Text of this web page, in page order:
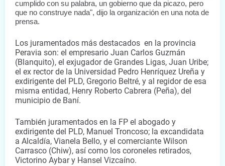
cumplido con su palabra, un gobierno que da picazo, pero
que no construye nada", dijo la organización en una nota de
prensa.
Los juramentados más destacados  en la provincia
Peravia son: el empresario Juan Carlos Guzmán
(Blanquito), el exjugador de Grandes Ligas, Juan Uribe;
el ex rector de la Universidad Pedro Henríquez Ureña y
exdirigente del PLD, Gregorio Beltré, y al regidor de esa
misma entidad, Henry Roberto Cabrera (Peña), del
municipio de Baní.
También juramentados en la FP el abogado y
exdirigente del PLD, Manuel Troncoso; la excandidata
a Alcaldía, Vianela Bello, y el comerciante Wilson
Carrasco (Chiw), así como los coroneles retirados,
Victorino Aybar y Hansel Vizcaíno.